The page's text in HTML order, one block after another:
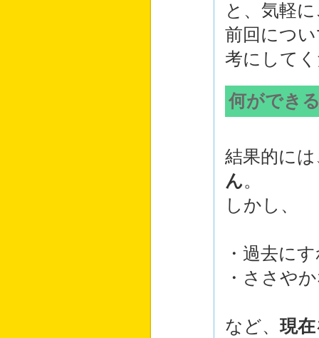
と、気軽
前回につ
考にして
何ができ
結果的には
ん。
しかし、
・過去に
・ささや
など、 現